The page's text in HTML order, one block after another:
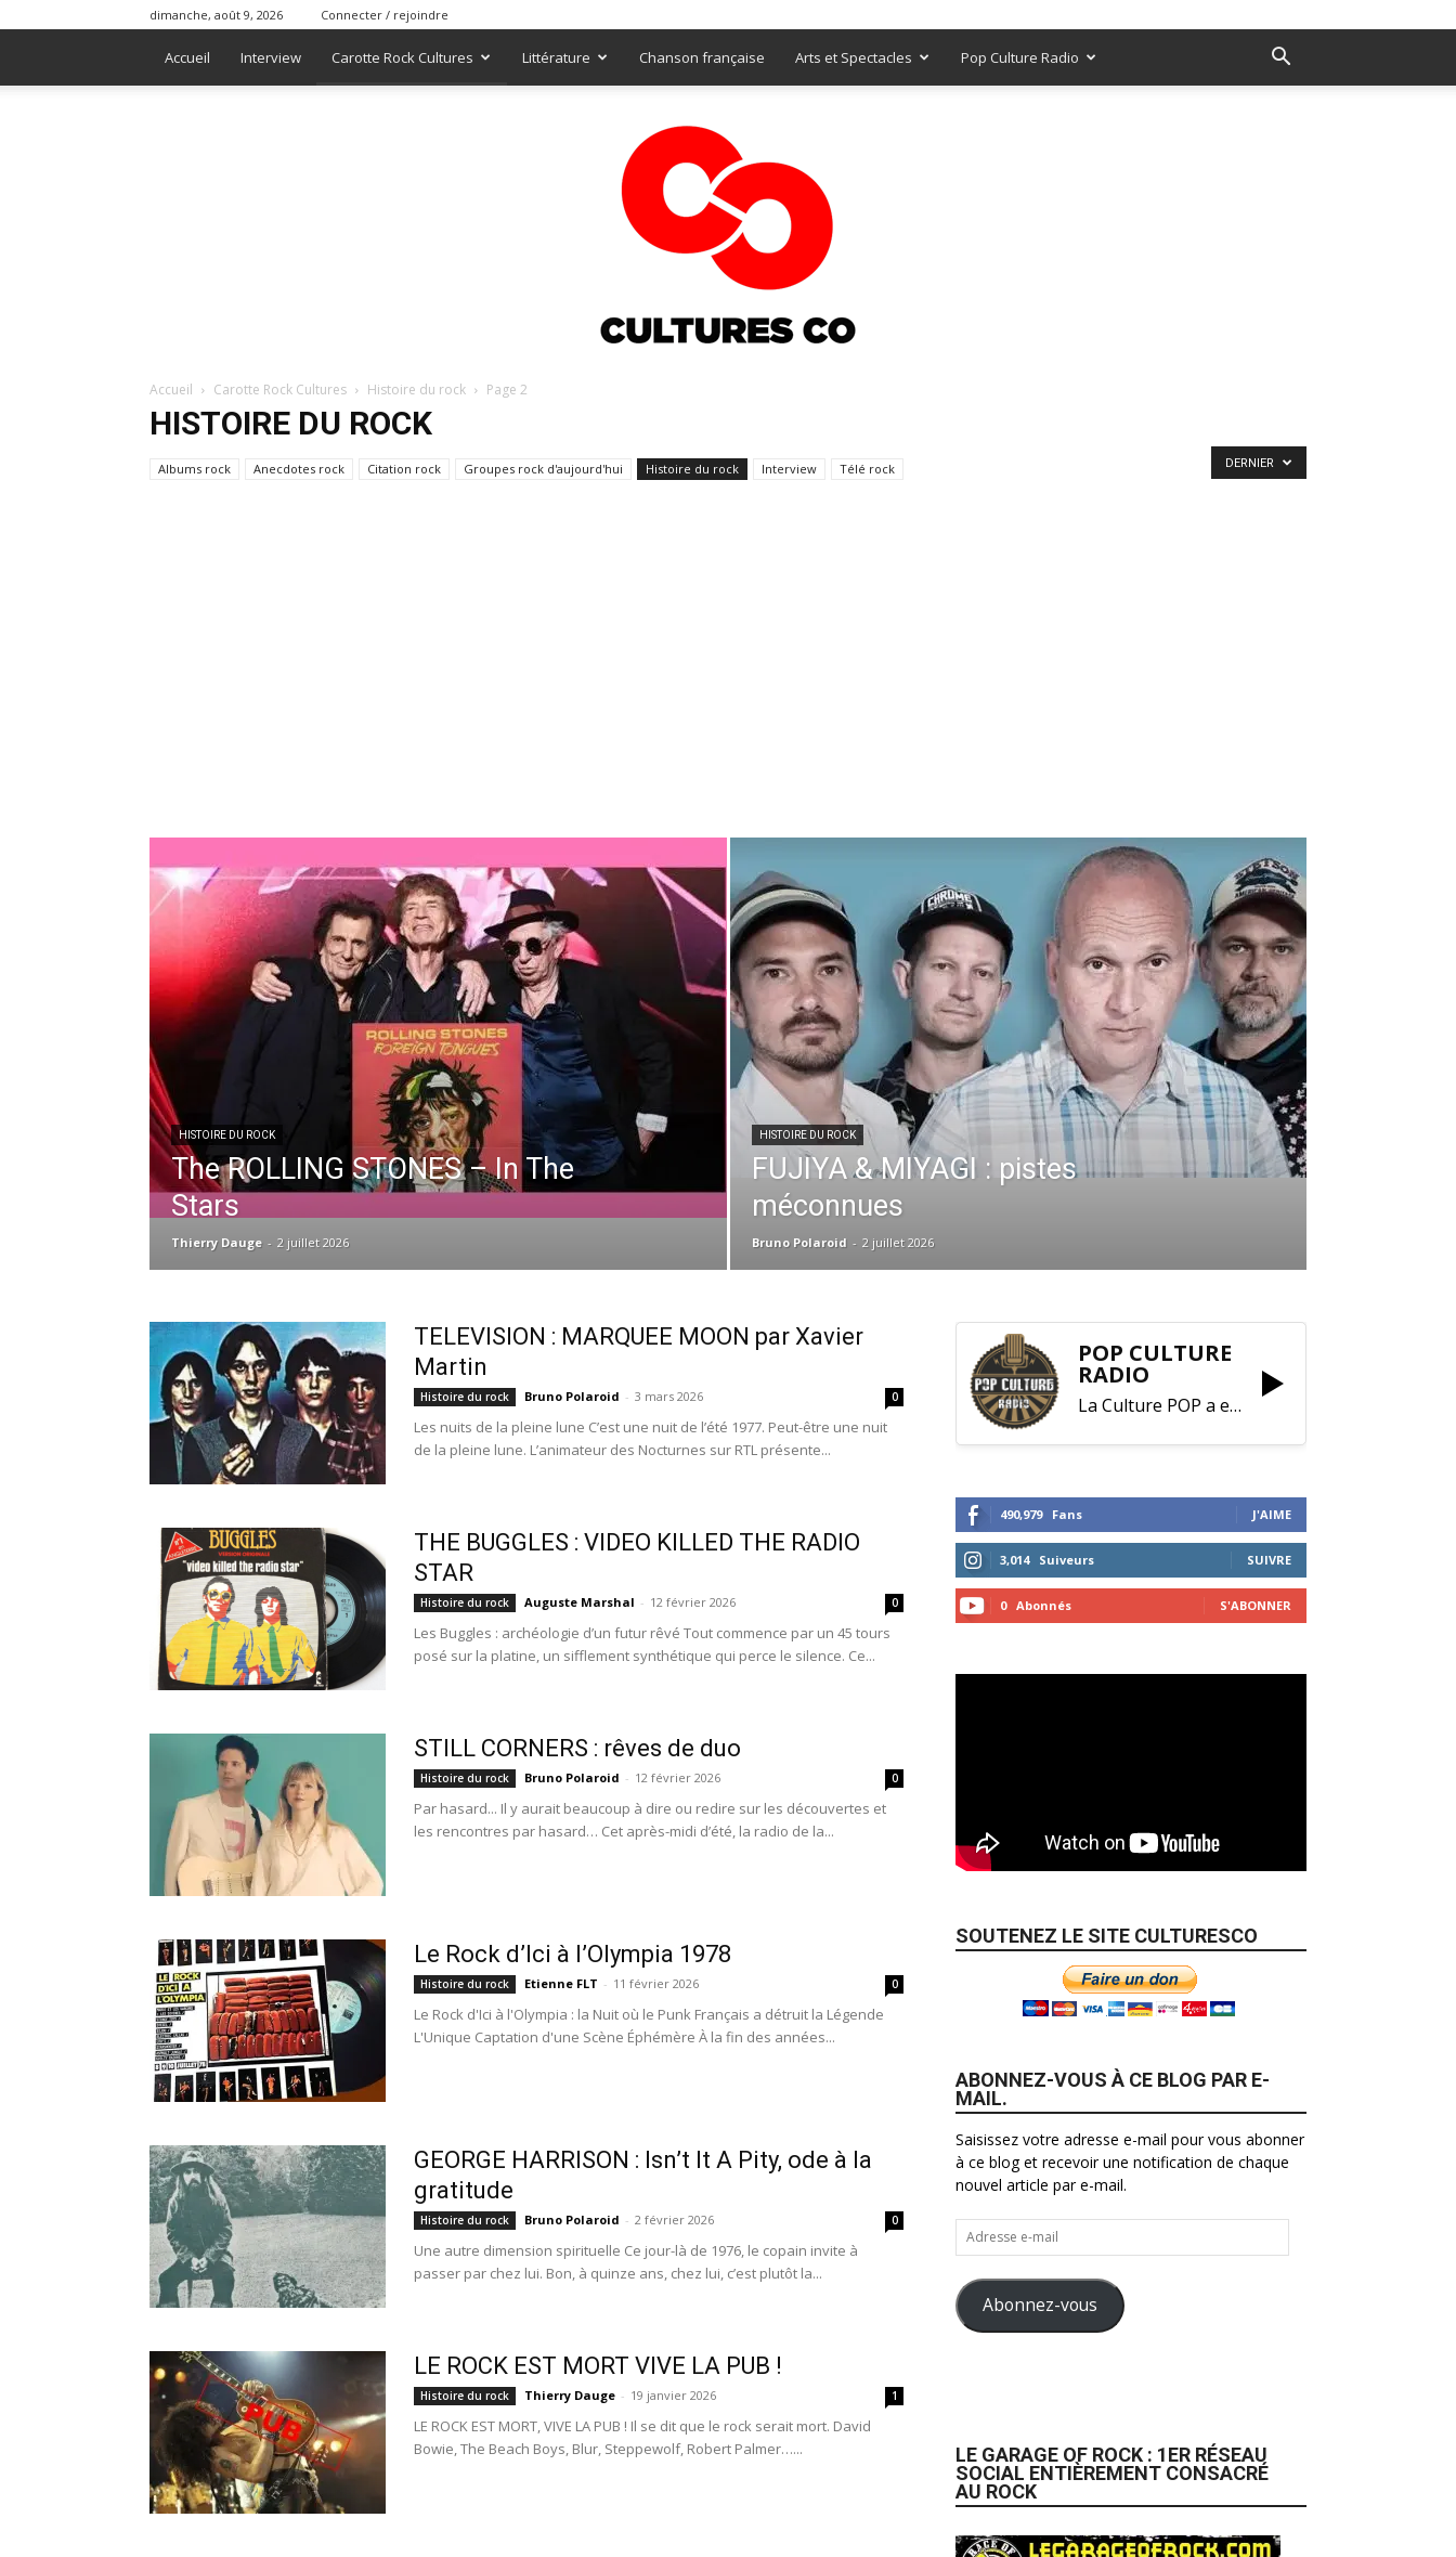
dimanche, août 9, 2026 Connecter / rejoindre
Accueil Interview Carotte Rock Cultures Littérature Chanson française Arts et Spectacles Pop Culture Radio
Accueil Carotte Rock Cultures Histoire du rock Page 2
HISTOIRE DU ROCK
Albums rock Anecdotes rock Citation rock Groupes rock d'aujourd'hui Histoire du rock Interview Télé rock DERNIER
HISTOIRE DU ROCK
The ROLLING STONES – In The
Stars
Thierry Dauge - 2 juillet 2026
HISTOIRE DU ROCK
FUJIYA & MIYAGI : pistes
méconnues
Bruno Polaroid - 2 juillet 2026
TELEVISION : MARQUEE MOON par Xavier
Martin
Histoire du rock Bruno Polaroid - 3 mars 2026 0
Les nuits de la pleine lune C’est une nuit de l’été 1977. Peut-être une nuit
de la pleine lune. L’animateur des Nocturnes sur RTL présente...
THE BUGGLES : VIDEO KILLED THE RADIO
STAR
Histoire du rock Auguste Marshal - 12 février 2026 0
Les Buggles : archéologie d’un futur rêvé Tout commence par un 45 tours
posé sur la platine, un sifflement synthétique qui perce le silence. Ce...
STILL CORNERS : rêves de duo
Histoire du rock Bruno Polaroid - 12 février 2026 0
Par hasard... Il y aurait beaucoup à dire ou redire sur les découvertes et
les rencontres par hasard… Cet après-midi d’été, la radio de la...
Le Rock d’Ici à l’Olympia 1978
Histoire du rock Etienne FLT - 11 février 2026 0
Le Rock d'Ici à l'Olympia : la Nuit où le Punk Français a détruit la Légende
L'Unique Captation d'une Scène Éphémère À la fin des années...
GEORGE HARRISON : Isn’t It A Pity, ode à la
gratitude
Histoire du rock Bruno Polaroid - 2 février 2026 0
Une autre dimension spirituelle Ce jour-là de 1976, le copain invite à
passer par chez lui. Bon, à quinze ans, chez lui, c’est plutôt la...
LE ROCK EST MORT VIVE LA PUB !
Histoire du rock Thierry Dauge - 19 janvier 2026 1
LE ROCK EST MORT, VIVE LA PUB ! Il se dit que le rock serait mort. David
Bowie, The Beach Boys, Blur, Steppewolf, Robert Palmer…...
POP CULTURE
RADIO
La Culture POP a enfin trouvé sa RADIO !
490,979 Fans J'AIME
3,014 Suiveurs SUIVRE
0 Abonnés S'ABONNER
SOUTENEZ LE SITE CULTURESCO
ABONNEZ-VOUS À CE BLOG PAR E-
MAIL.
Saisissez votre adresse e-mail pour vous abonner
à ce blog et recevoir une notification de chaque
nouvel article par e-mail.
Adresse
e-
mail
Abonnez-vous
LE GARAGE OF ROCK : 1ER RÉSEAU
SOCIAL ENTIÈREMENT CONSACRÉ
AU ROCK